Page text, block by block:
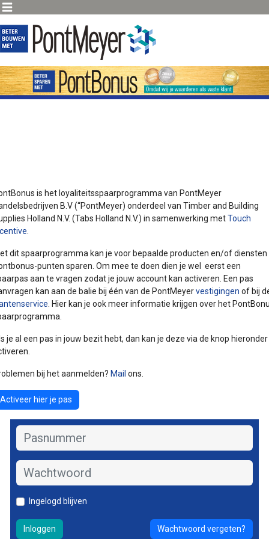
Verander
navigatie
is het loyaliteitsspaarprogramma van PontMeyer
B.V (“PontMeyer) onderdeel van Timber and Building
Holland N.V. (Tabs Holland N.V.) in samenwerking metTouch
dit spaarprogramma kan je voor bepaalde producten en/of diensten
punten sparen. Om mee te doen dien je wel eerst een
aan te vragen zodat je jouw account kan activeren. Een pas
kan aan de balie bij één van de PontMeyervestigingen of bij
. Hier kan je ook meer informatie krijgen over het
je al een pas in jouw bezit hebt, dan kan je deze via de knop hieronder
bij het aanmelden? Mail ons.
Activeer hier je pas
Pasnummer
Wachtwoord
Ingelogd blijven
Inloggen Wachtwoord vergeten?
Vul jouw pasnummer in en je ontvangt een e-mail waarmee je
Pasnummer
Inloggen